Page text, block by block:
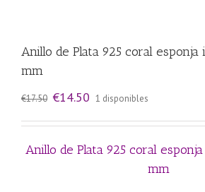
Anillo de Plata 925 coral esponja
mm
€17.50 El
original
€17.50.
€14.50 El
actual
€14.50.
1 disponibles
Anillo de Plata 925 coral
mm